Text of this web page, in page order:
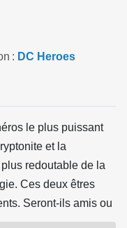
DC Heroes
le plus puissant
et la
redoutable de la
Ces deux êtres
Seront-ils amis ou
rencontre nous le